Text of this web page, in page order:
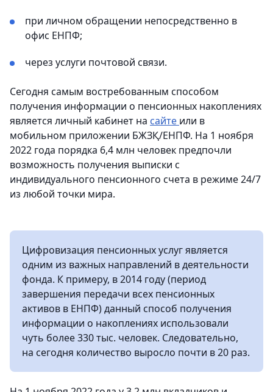
при личном обращении непосредственно в
офис ЕНПФ;
через услуги почтовой связи.
Сегодня самым востребованным способом
получения информации о пенсионных накоплениях
является личный кабинет на сайте или в
мобильном приложении БЖЗҚ/ЕНПФ. На 1 ноября
2022 года порядка 6,4 млн человек предпочли
возможность получения выписки с
индивидуального пенсионного счета в режиме 24/7
из любой точки мира.
Цифровизация пенсионных услуг является
одним из важных направлений в деятельности
фонда. К примеру, в 2014 году (период
завершения передачи всех пенсионных
активов в ЕНПФ) данный способ получения
информации о накоплениях использовали
чуть более 330 тыс. человек. Следовательно,
на сегодня количество выросло почти в 20 раз.